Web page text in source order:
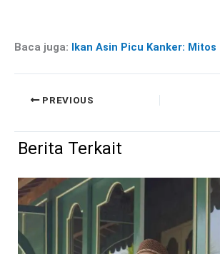
Baca juga: Ikan Asin Picu Kanker:
PREVIOUS
Berita Terkait